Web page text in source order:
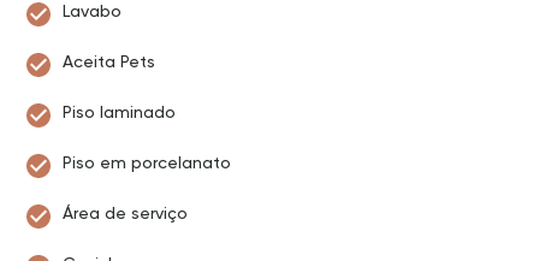
Lavabo
Aceita Pets
Piso laminado
Piso em porcelanato
Área de serviço